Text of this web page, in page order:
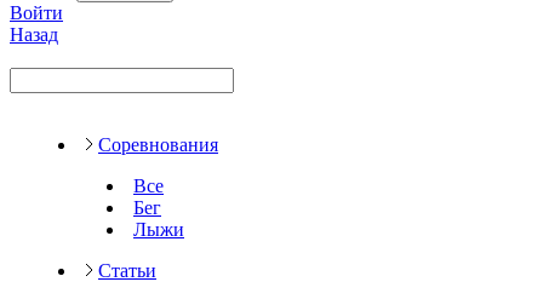
Войти
Назад
Соревнования
Все
Бег
Лыжи
Статьи